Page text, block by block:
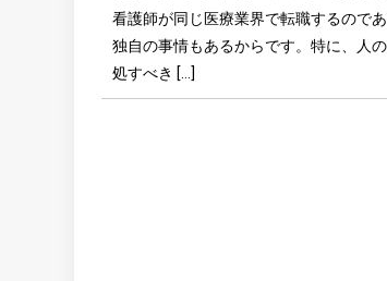
看護師が同じ医療業界で転職するので
独自の事情もあるからです。特に、人
処すべき […]